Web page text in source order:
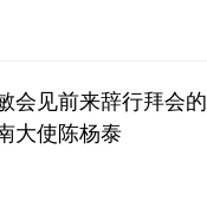
会见前来辞行拜会的
大使陈杨泰